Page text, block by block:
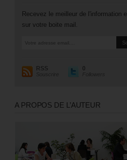
Recevez le meilleur de l'information
sur votre boite mail.
RSS
Souscrire
0
Followers
A PROPOS DE L’AUTEUR